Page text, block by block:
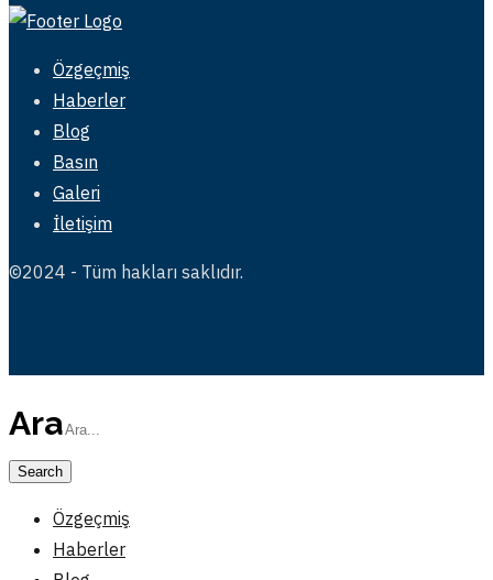
Özgeçmiş
Haberler
Blog
Basın
Galeri
İletişim
©2024 - Tüm hakları saklıdır.
Ara
Özgeçmiş
Haberler